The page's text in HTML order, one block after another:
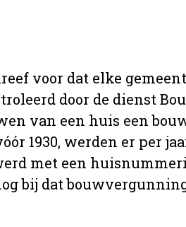
voor dat elke
door de dienst
van een huis een
1930, werden er per
met een
bij dat